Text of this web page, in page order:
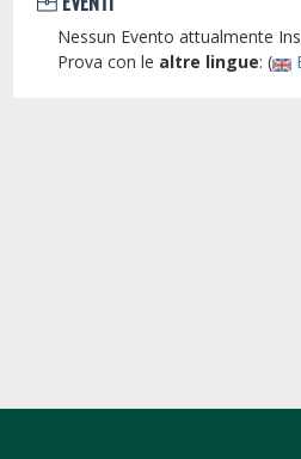
Nessun Evento attualmente
Prova con le altre lingue: (